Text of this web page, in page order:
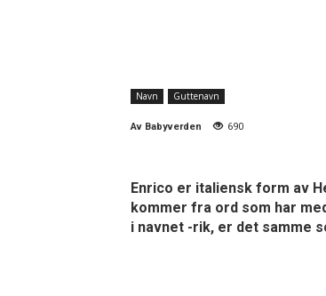
Navn Guttenavn
Av Babyverden 690
Enrico er italiensk form av
kommer fra ord som har
i navnet -rik, er det samme